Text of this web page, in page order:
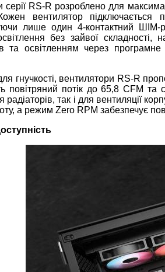
серії RS-R розроблено для
вентилятор підключається
лише один 4-контактний ШІМ-
без зайвої
та освітленням через
гнучкості, вентилятори RS-R
повітряний потік до 65,8 CFM
так і для вентиляції
а режим Zero RPM забезпечує